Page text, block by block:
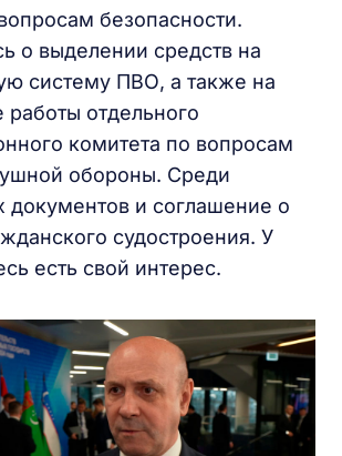
безопасности.
о выделении средств на
систему ПВО, а также на
работы отдельного
комитета по вопросам
обороны. Среди
документов и соглашение о
судостроения. У
есть свой интерес.